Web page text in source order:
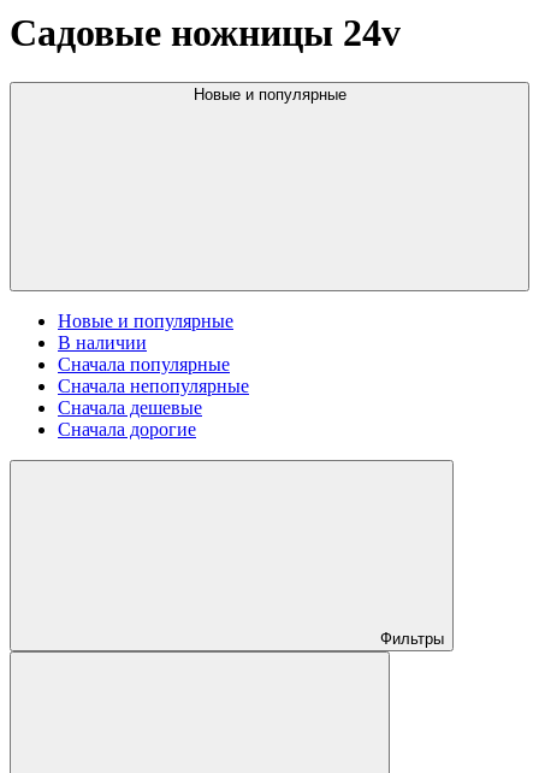
Садовые ножницы 24v
Новые и популярные
Новые и популярные
В наличии
Сначала популярные
Сначала непопулярные
Сначала дешевые
Сначала дорогие
Фильтры